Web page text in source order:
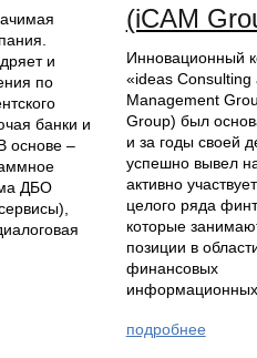
и
по
банки и
основе –
ДБО
(iCAM
Инновационный
«ideas Consulting
Management
Group) был
и за годы своей
успешно вывел
активно
целого ряда
которые
позиции в
финансовых
подробнее